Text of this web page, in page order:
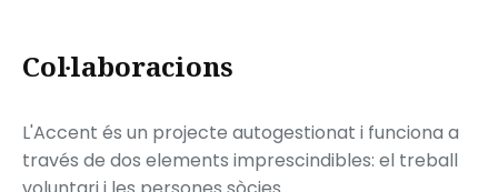
Col·laboracions
L'Accent és un projecte autogestionat i funciona a
través de dos elements imprescindibles: el treball